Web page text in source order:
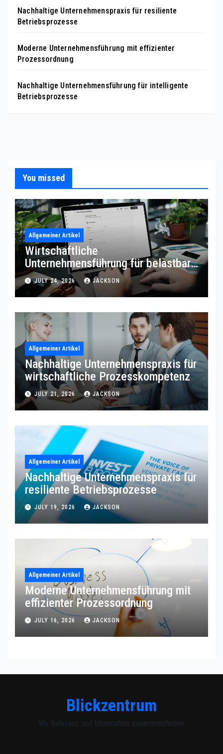
Nachhaltige Unternehmenspraxis für resiliente
Betriebsprozesse
Moderne Unternehmensführung mit effizienter
Prozessordnung
Nachhaltige Unternehmensführung für intelligente
Betriebsprozesse
You missed
Allgemeiner Artikel
Wirtschaftliche
Unternehmensführung für belastbare
Prozessqualität
JULY 24, 2026 JACKSON
Allgemeiner Artikel
Nachhaltige Unternehmenspraxis für
wirtschaftliche Prozesskompetenz
JULY 21, 2026 JACKSON
Allgemeiner Artikel
Nachhaltige Unternehmenspraxis für
resiliente Betriebsprozesse
JULY 19, 2026 JACKSON
Allgemeiner Artikel
Moderne Unternehmensführung mit
effizienter Prozessordnung
JULY 16, 2026 JACKSON
Blickzentrum
Wo Relevanz und Information zusammenfinden